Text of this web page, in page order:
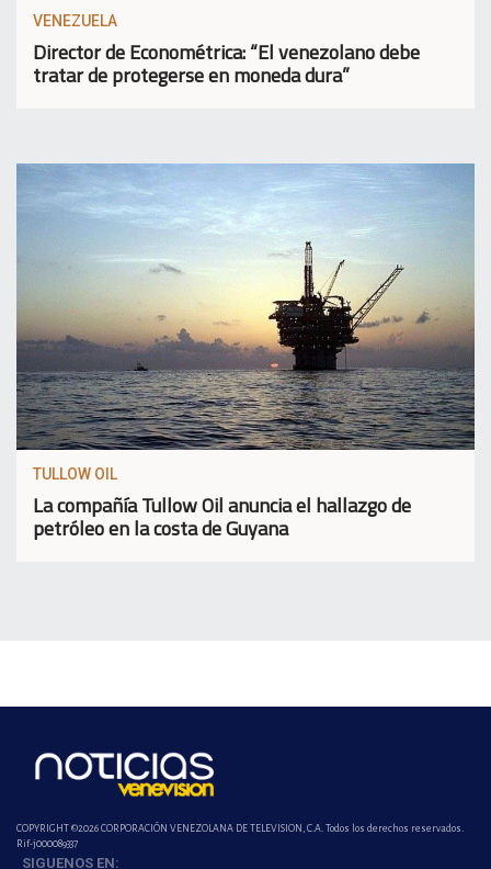
VENEZUELA
Director de Econométrica: “El venezolano debe
tratar de protegerse en moneda dura”
TULLOW OIL
La compañía Tullow Oil anuncia el hallazgo de
petróleo en la costa de Guyana
COPYRIGHT ©2026 CORPORACIÓN VENEZOLANA DE TELEVISION, C.A. Todos los derechos reservados.
Rif-j000089337
SIGUENOS EN: